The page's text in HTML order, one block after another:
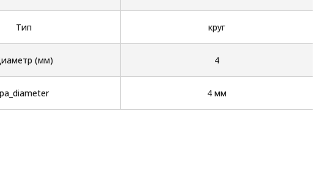
Тип круг
(мм) 4
pa_diameter 4 мм